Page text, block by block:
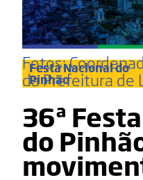
Fotos:
da Prefeitura de
Festa Nacional do
Pinhão
36ª
do